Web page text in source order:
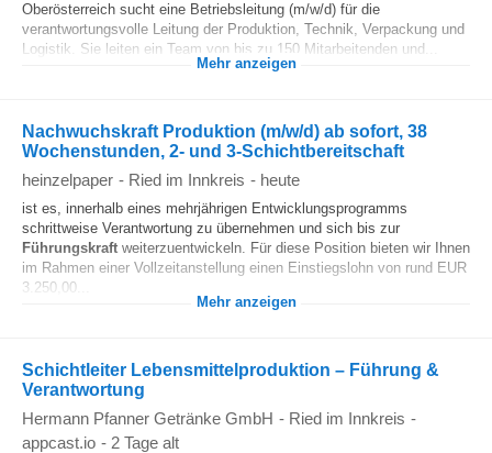
Oberösterreich sucht eine Betriebsleitung (m/w/d) für die
verantwortungsvolle Leitung der Produktion, Technik, Verpackung und
Logistik. Sie leiten ein Team von bis zu 150 Mitarbeitenden und...
Mehr anzeigen
Nachwuchskraft Produktion (m/w/d) ab sofort, 38
Wochenstunden, 2- und 3-Schichtbereitschaft
heinzelpaper - Ried im Innkreis - heute
ist es, innerhalb eines mehrjährigen Entwicklungsprogramms
schrittweise Verantwortung zu übernehmen und sich bis zur
Führungskraft weiterzuentwickeln. Für diese Position bieten wir Ihnen
im Rahmen einer Vollzeitanstellung einen Einstiegslohn von rund EUR
3.250,00...
Mehr anzeigen
Schichtleiter Lebensmittelproduktion – Führung &
Verantwortung
Hermann Pfanner Getränke GmbH - Ried im Innkreis -
appcast.io - 2 Tage alt